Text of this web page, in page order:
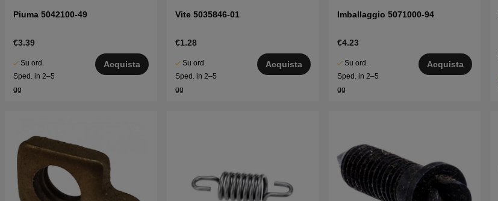
Piuma 5042100-49
€3.39
Su ord.
Sped. in 2–5
gg
Acquista
Vite 5035846-01
€1.28
Su ord.
Sped. in 2–5
gg
Acquista
Imballaggio 5071000-94
€4.23
Su ord.
Sped. in 2–5
gg
Acquista